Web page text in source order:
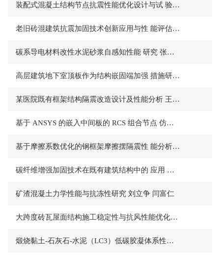
装配式混凝土结构节点抗震性能优化设计与试 验分析 田 璐 蔄世超
老旧砖混建筑抗震加固技术创新应用与性 能评估 彭成乐
碳系导电材料改性水泥砂浆自感知性能 研究 张云鹏
高层建筑地下室顶板作为结构嵌固端加强 措施研究 张顺顺
某医院既有框架结构隔震改造设计及性能分析 王 飞
基于 ANSYS 的嵌入中间板的 RCS 组合节点 仿真模拟分析 江 雪 谭思源
基于摩擦系数优化的钢框架摩擦摆隔震性 能分析 郭 慧
碳纤维增强加固技术在既有建筑结构中的 应用 胡 林
矿渣混凝土力学性能与抗冻性研究 刘立争 闫富仁
大跨度砖瓦屋面结构施工稳定性与抗风性能优化设计 与试验研究 高 卓
煅烧黏土-石灰石-水泥（LC3）低碳胶凝体系性能演变 与工程应用研究 陈 震 王永标